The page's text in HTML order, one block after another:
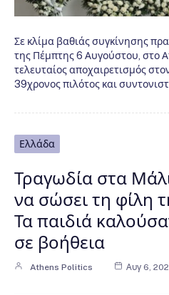
Σε κλίμα βαθιάς συγκίνησης
της Πέμπτης 6 Αυγούστου, στο
τελευταίος αποχαιρετισμός
39χρονος πιλότος και
Ελλάδα
Τραγωδία στα
να σώσει τη φίλη
Τα παιδιά
σε βοήθεια
Athens Politics Αυγ 6,